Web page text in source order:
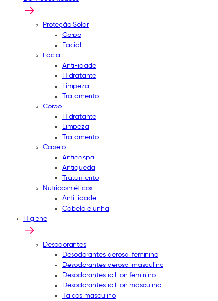
Proteção Solar
Corpo
Facial
Facial
Anti-idade
Hidratante
Limpeza
Tratamento
Corpo
Hidratante
Limpeza
Tratamento
Cabelo
Anticaspa
Antiqueda
Tratamento
Nutricosméticos
Anti-idade
Cabelo e unha
Higiene
Desodorantes
Desodorantes aerosol feminino
Desodorantes aerosol masculino
Desodorantes roll-on feminino
Desodorantes roll-on masculino
Talcos masculino